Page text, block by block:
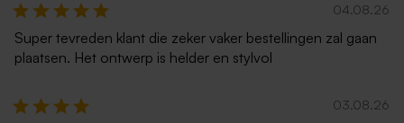
04.08.26
Super tevreden klant die zeker vaker bestellingen zal gaan
plaatsen. Het ontwerp is helder en stylvol
03.08.26